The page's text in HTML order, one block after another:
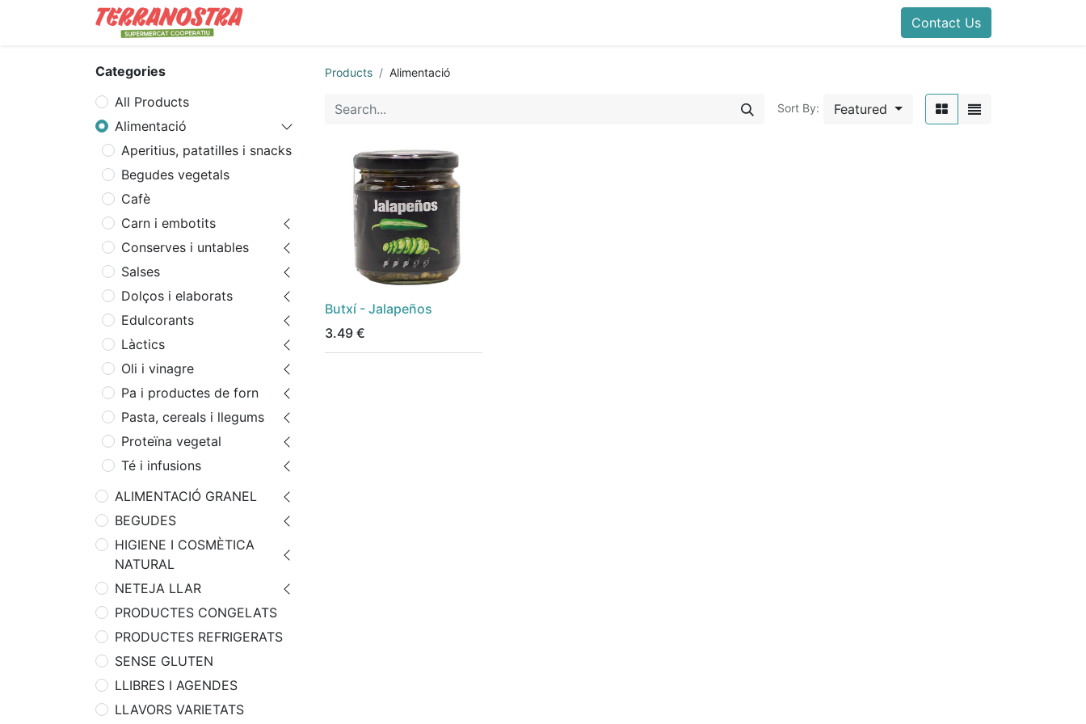
Contact Us
Categories
All Products
Alimentació
Aperitius, patatilles i snacks
Begudes vegetals
Cafè
Carn i embotits
Conserves i untables
Salses
Dolços i elaborats
Edulcorants
Làctics
Oli i vinagre
Pa i productes de forn
Pasta, cereals i llegums
Proteïna vegetal
Té i infusions
ALIMENTACIÓ GRANEL
BEGUDES
HIGIENE I COSMÈTICA
NATURAL
NETEJA LLAR
PRODUCTES CONGELATS
PRODUCTES REFRIGERATS
SENSE GLUTEN
LLIBRES I AGENDES
LLAVORS VARIETATS
Products Alimentació
Sort By: Featured
Butxí - Jalapeños
3.49 €